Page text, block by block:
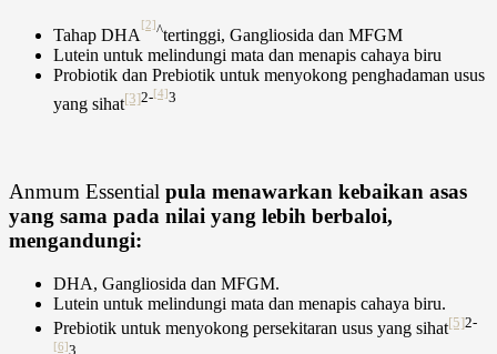
Tahap DHA
[2]^tertinggi, Gangliosida dan MFGM
Lutein untuk melindungi mata dan menapis cahaya biru
Probiotik dan Prebiotik untuk menyokong penghadaman usus
yang sihat[3]2-[4]3
Anmum Essential pula menawarkan kebaikan asas
yang sama pada nilai yang lebih berbaloi,
mengandungi:
DHA, Gangliosida dan MFGM.
Lutein untuk melindungi mata dan menapis cahaya biru.
Prebiotik untuk menyokong persekitaran usus yang sihat[5]2-
[6]